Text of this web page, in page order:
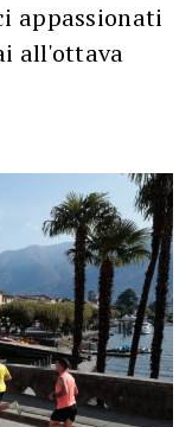
appassionati
all'ottava